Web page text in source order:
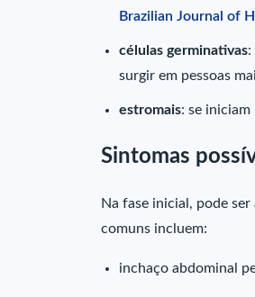
Brazilian Journal of
células germinativas:
surgir em pessoas
estromais: se
Sintomas
Na fase inicial, pode
comuns incluem:
inchaço abdominal